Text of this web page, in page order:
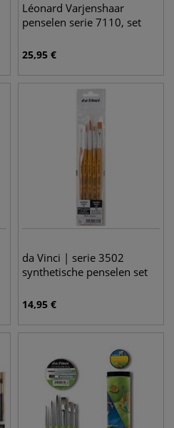
Léonard Varjenshaar
penselen serie 7110, set
25,95 €
da Vinci | serie 3502
synthetische penselen set
14,95 €